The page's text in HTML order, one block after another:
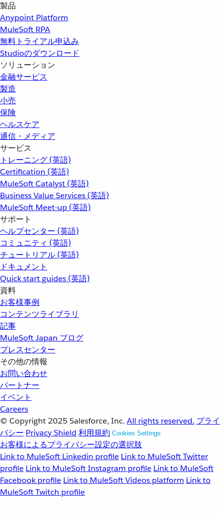
製品
Anypoint Platform
MuleSoft RPA
無料トライアル申込み
Studioのダウンロード
ソリューション
金融サービス
製造
小売
保険
ヘルスケア
通信・メディア
サービス
トレーニング (英語)
Certification (英語)
MuleSoft Catalyst (英語)
Business Value Services (英語)
MuleSoft Meet-up (英語)
サポート
ヘルプセンター (英語)
コミュニティ (英語)
チュートリアル (英語)
ドキュメント
Quick start guides (英語)
資料
お客様事例
コンテンツライブラリ
記事
MuleSoft Japan ブログ
プレスセンター
その他の情報
お問い合わせ
パートナー
イベント
Careers
© Copyright 2025 Salesforce, Inc. All rights reserved. プライ
バシー Privacy Shield 利用規約 Cookies Settings
お客様によるプライバシー設定の選択肢
Link to MuleSoft Linkedin profile Link to MuleSoft Twitter
profile Link to MuleSoft Instagram profile Link to MuleSoft
Facebook profile Link to MuleSoft Videos platform Link to
MuleSoft Twitch profile